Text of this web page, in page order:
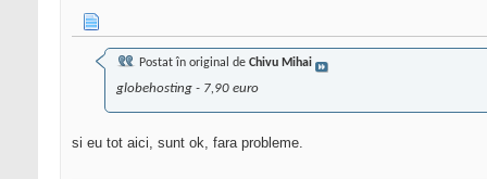
Postat în original de Chivu Mihai
globehosting - 7,90 euro
si eu tot aici, sunt ok, fara probleme.